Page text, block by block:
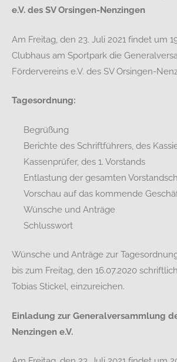
e.V. des SV Orsingen-Nenzingen
Am Freitag, den 23. Juli 2021 findet um
Clubhaus am Sportpark die
Fördervereins e.V. des SV Orsingen-
Tagesordnung:
Begrüßung
Berichte des Schriftführers, des
Kassenprüfer, des 1. Vorstands
Entlastung der gesamten
Vorschau auf das kommende
Wünsche und Anträge
Schlusswort
Wünsche und Anträge zur
bis zum Freitag, den 16.07.2020
Tobias Stickel, einzureichen.
Einladung zur Generalversammlung
Nenzingen e.V.